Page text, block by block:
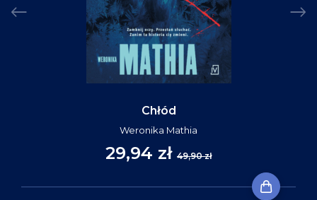
Chłód
Weronika Mathia
29,94 zł 49,90 zł